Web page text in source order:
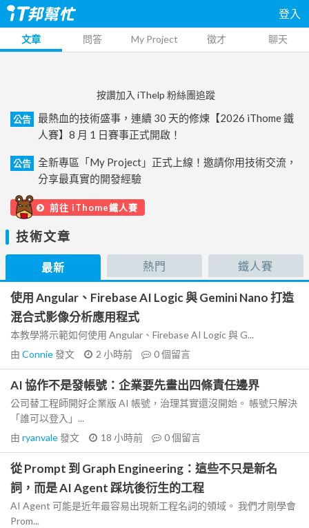
登入
文章 問答 My Project 徵才 聊天
按讚加入 iThelp 粉絲團追蹤
公告
最熱血的技術盛事，連續 30 天的修煉【2026 iThome 鐵
人賽】8 月 1 日賽事正式開啟！
公告
全新專區「My Project」正式上線！邀請你用技術交流，
分享最真實的開發經驗
前往 iThome鐵人賽
技術文章
最新 熱門 鐵人賽
使用 Angular、Firebase AI Logic 與 Gemini Nano 打造
混合式影像分析應用程式
本教學將示範如何使用 Angular、Firebase AI Logic 與 G...
由 Connie發文 2 小時前 0個留言
AI 協作不是發帳號：企業要先畫出四條責任邊界
公司替工程師開好企業版 AI 帳號，治理其實還沒開始。 帳號只解決
「誰可以登入」...
由 ryanvale發文 18 小時前 0個留言
從 Prompt 到 Graph Engineering：這些不只是新名
詞，而是 AI Agent 踩坑後衍生的工程
AI Agent 可能是近年最容易出現新工程名詞的領域。 我們才剛學會
Prom...